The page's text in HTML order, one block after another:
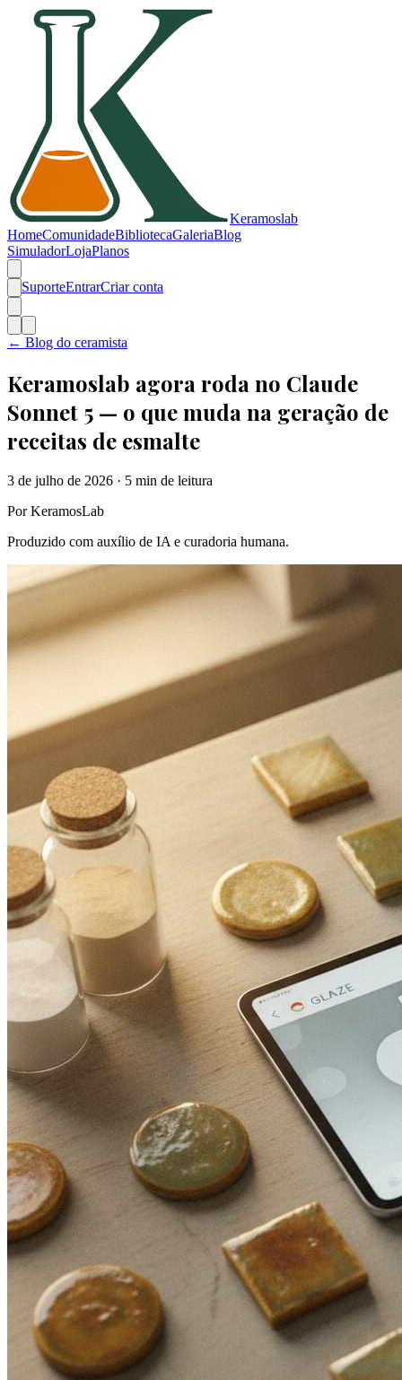
Keramoslab
HomeComunidadeBibliotecaGaleriaBlog
SimuladorLojaPlanos
SuporteEntrarCriar conta
← Blog do ceramista
Keramoslab agora roda no Claude
Sonnet 5 — o que muda na geração de
receitas de esmalte
3 de julho de 2026 · 5 min de leitura
Por KeramosLab
Produzido com auxílio de IA e curadoria humana.